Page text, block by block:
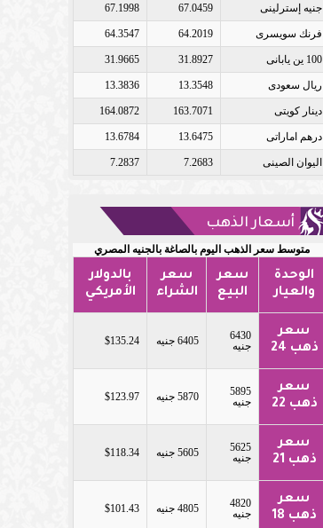
جنيه إسترلينى 67.0459
67.1998
فرنك سويسرى 64.2019
64.3547
100 ين يابانى 31.8927
31.9665
ريال سعودى 13.3548
13.3836
دينار كويتى 163.7071
164.0872
درهم اماراتى 13.6475
13.6784
اليوان الصينى 7.2683
7.2837
أسعار الذهب
متوسط سعر الذهب اليوم بالصاغة بالجنيه المصري
الوحدة
والعيار
سعر
البيع
سعر
الشراء
بالدولار
الأمريكي
سعر
ذهب 24
6430
جنيه
6405 جنيه $135.24
سعر
ذهب 22
5895
جنيه
5870 جنيه $123.97
سعر
ذهب 21
5625
جنيه
5605 جنيه $118.34
سعر
ذهب 18
4820
جنيه
4805 جنيه $101.43